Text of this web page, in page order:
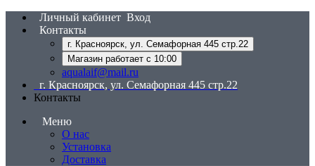
Личный кабинет Вход
Контакты
г. Красноярск, ул. Семафорная 445 стр.22
Магазин работает с 10:00
aqualaif@mail.ru
г. Красноярск, ул. Семафорная 445 стр.22
Контакты
Меню
О нас
Установка
Доставка